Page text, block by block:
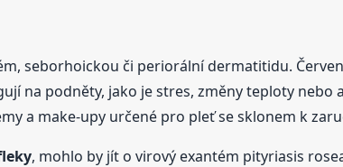
seborhoickou či periorální dermatitidu.
na podněty, jako je stres, změny teploty nebo
a make-upy určené pro pleť se sklonem k
, mohlo by jít o virový exantém pityriasis